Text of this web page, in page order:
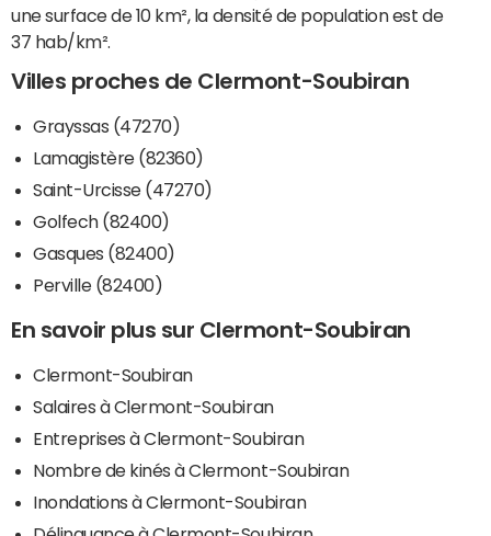
une surface de 10 km², la densité de population est de
37 hab/km².
Villes proches de Clermont-Soubiran
Grayssas (47270)
Lamagistère (82360)
Saint-Urcisse (47270)
Golfech (82400)
Gasques (82400)
Perville (82400)
En savoir plus sur Clermont-Soubiran
Clermont-Soubiran
Salaires à Clermont-Soubiran
Entreprises à Clermont-Soubiran
Nombre de kinés à Clermont-Soubiran
Inondations à Clermont-Soubiran